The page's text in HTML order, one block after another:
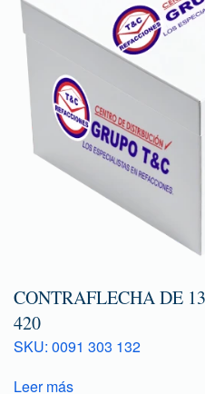
CONTRAFLECHA DE
420
SKU: 0091 303 132
Leer más